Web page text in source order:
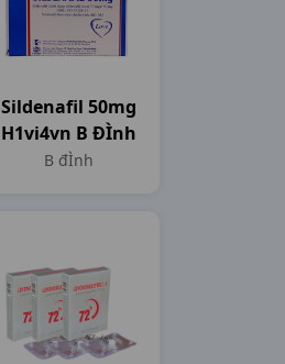
Sildenafil 50mg
H1vi4vn B ĐÌnh
B đÌnh